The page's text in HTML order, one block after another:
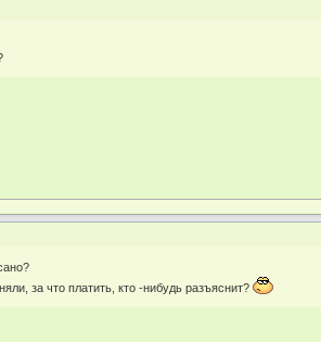
за что платить, кто -нибудь разъяснит?